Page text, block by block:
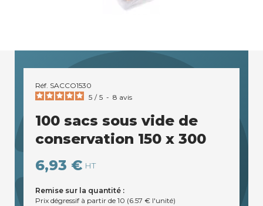
Réf. SACCO1530
5 / 5 - 8 avis
100 sacs sous vide de
conservation 150 x 300
6,93 € HT
Remise sur la quantité :
Prix dégressif à partir de 10 (6.57 € l'unité)